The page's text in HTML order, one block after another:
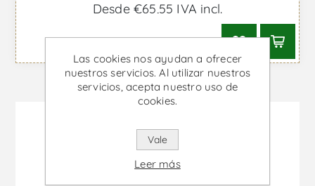
Desde €65,55 IVA incl.
Como podemos ayudarte?
Las cookies nos ayudan a ofrecer
nuestros servicios. Al utilizar nuestros
servicios, acepta nuestro uso de
cookies.
Vale
Leer más